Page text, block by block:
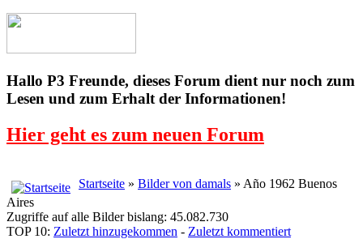
Hallo P3 Freunde, dieses Forum dient nur noch zum
Lesen und zum Erhalt der Informationen!
Hier geht es zum neuen Forum
Startseite » Bilder von damals » Año 1962 Buenos
Aires
Zugriffe auf alle Bilder bislang: 45.082.730
TOP 10: Zuletzt hinzugekommen - Zuletzt kommentiert